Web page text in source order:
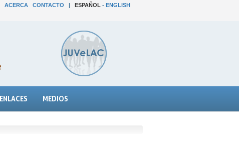
ACERCA CONTACTO | ESPAÑOL - ENGLISH
ENLACES MEDIOS